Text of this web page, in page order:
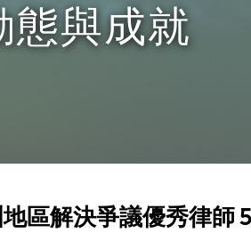
態與成就
區解決爭議優秀律師